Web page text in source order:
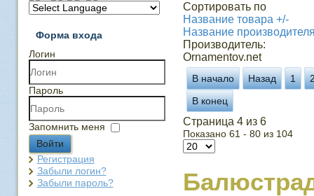
Форма входа
Логин
Пароль
Запомнить меня
Войти
Регистрация
Забыли логин?
Забыли пароль?
Сортировать по
Название товара +/-
Название
Производитель:
Ornamentov.net
В начало Назад 1
В конец
Страница 4 из 6
Показано 61 - 80 из 104